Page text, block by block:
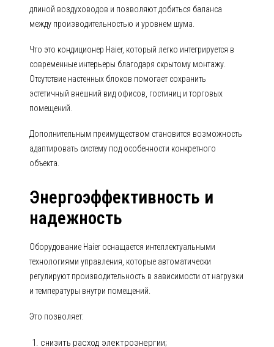
длиной воздуховодов и позволяют добиться баланса
между производительностью и уровнем шума.
Что это кондиционер Haier, который легко интегрируется в
современные интерьеры благодаря скрытому монтажу.
Отсутствие настенных блоков помогает сохранить
эстетичный внешний вид офисов, гостиниц и торговых
помещений.
Дополнительным преимуществом становится возможность
адаптировать систему под особенности конкретного
объекта.
Энергоэффективность и
надежность
Оборудование Haier оснащается интеллектуальными
технологиями управления, которые автоматически
регулируют производительность в зависимости от нагрузки
и температуры внутри помещений.
Это позволяет:
снизить расход электроэнергии;